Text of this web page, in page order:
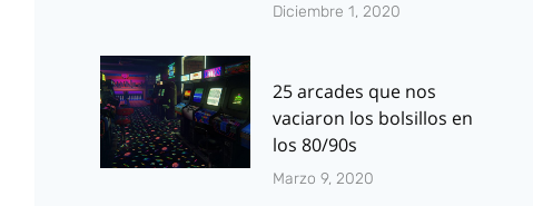
Diciembre 1, 2020
25 arcades que nos
vaciaron los bolsillos en
los 80/90s
Marzo 9, 2020